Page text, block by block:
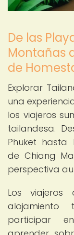
De las
Montañas
de
Explorar
una
los viajeros
tailandesa.
Phuket hasta
de Chiang
perspectiva
Los
participar